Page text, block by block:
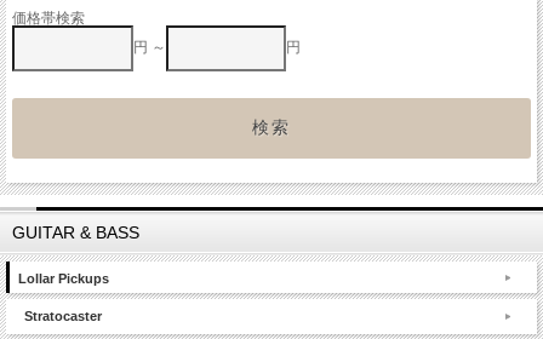
価格帯検索
円 ～
円
GUITAR & BASS
Lollar Pickups
Stratocaster